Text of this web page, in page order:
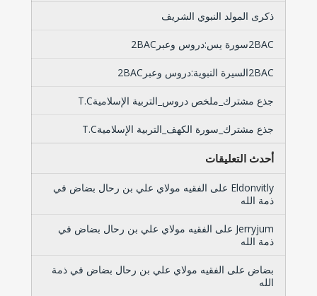
ذكرى المولد النبوي الشريف
2BACسورة يس:دروس وعبر2BAC
2BACالسيرة النبوية:دروس وعبر2BAC
جذع مشترك_ملخص دروس_التربية الإسلاميةT.C
جذع مشترك_سورة الكهف_التربية الإسلاميةT.C
أحدث التعليقات
Eldonvitly على الفقيه مولاي علي بن رحال بضاض في
ذمة الله
Jerryjum على الفقيه مولاي علي بن رحال بضاض في
ذمة الله
بضاض على الفقيه مولاي علي بن رحال بضاض في ذمة
الله